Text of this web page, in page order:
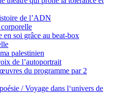
de l’ADN
en soi grâce au beat-box
palestinien
de l’autoportrait
du programme par 2
/ Voyage dans l‘univers de